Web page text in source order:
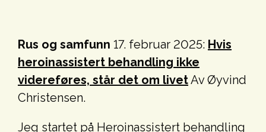
Rus og samfunn 17. februar 2025: Hvis
heroinassistert behandling ikke
videreføres, står det om livetAv Øyvind
Christensen.
Jeg startet på Heroinassistert behandling